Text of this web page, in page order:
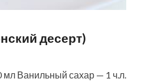
десерт)
Ванильный сахар — 1 ч.л.